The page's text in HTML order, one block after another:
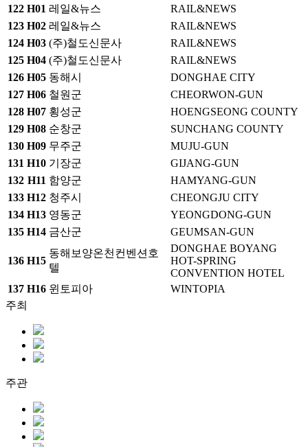
122 H01 레일&뉴스
RAIL&NEWS
123 H02 레일&뉴스
RAIL&NEWS
124 H03 (주)철도신문사
RAIL&NEWS
125 H04 (주)철도신문사
RAIL&NEWS
126 H05 동해시
DONGHAE CITY
127 H06 철원군
CHEORWON-GUN
128 H07 횡성군
HOENGSEONG COUNTY
129 H08 순창군
SUNCHANG COUNTY
130 H09 무주군
MUJU-GUN
131 H10 기장군
GIJANG-GUN
132 H11 함양군
HAMYANG-GUN
133 H12 청주시
CHEONGJU CITY
134 H13 영동군
YEONGDONG-GUN
135 H14 금산군 GEUMSAN-GUN
136 H15
동해보양온천컨벤션호
텔
DONGHAE BOYANG
HOT-SPRING
CONVENTION HOTEL
137 H16 윈토피아
WINTOPIA
주최
주관